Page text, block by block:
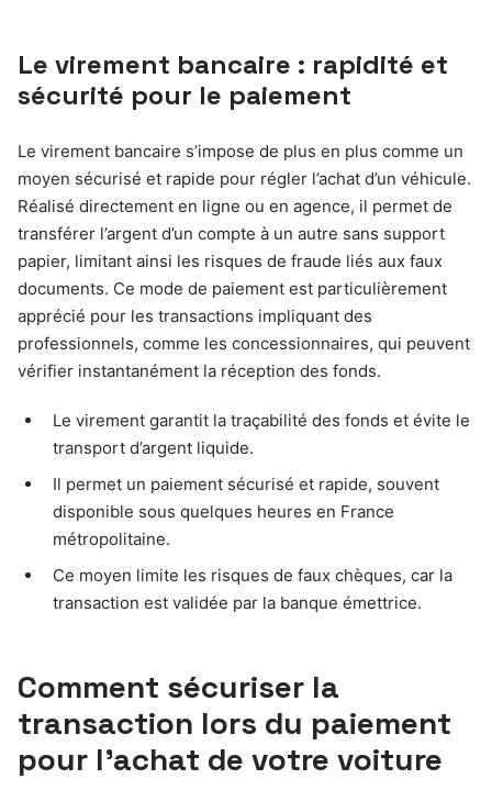
Le virement bancaire : rapidité et
sécurité pour le paiement
Le virement bancaire s’impose de plus en plus comme un
moyen sécurisé et rapide pour régler l’achat d’un véhicule.
Réalisé directement en ligne ou en agence, il permet de
transférer l’argent d’un compte à un autre sans support
papier, limitant ainsi les risques de fraude liés aux faux
documents. Ce mode de paiement est particulièrement
apprécié pour les transactions impliquant des
professionnels, comme les concessionnaires, qui peuvent
vérifier instantanément la réception des fonds.
Le virement garantit la traçabilité des fonds et évite le
transport d’argent liquide.
Il permet un paiement sécurisé et rapide, souvent
disponible sous quelques heures en France
métropolitaine.
Ce moyen limite les risques de faux chèques, car la
transaction est validée par la banque émettrice.
Comment sécuriser la
transaction lors du paiement
pour l’achat de votre voiture